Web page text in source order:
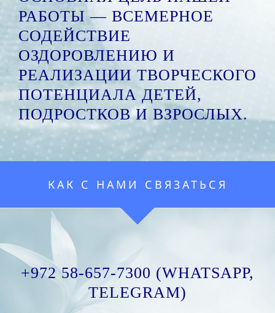
РАБОТЫ — ВСЕМЕРНОЕ
СОДЕЙСТВИЕ
ОЗДОРОВЛЕНИЮ И
РЕАЛИЗАЦИИ ТВОРЧЕСКОГО
ПОТЕНЦИАЛА ДЕТЕЙ,
ПОДРОСТКОВ И ВЗРОСЛЫХ.
КАК С НАМИ СВЯЗАТЬСЯ
+972 58-657-7300 (WHATSAPP,
TELEGRAM)